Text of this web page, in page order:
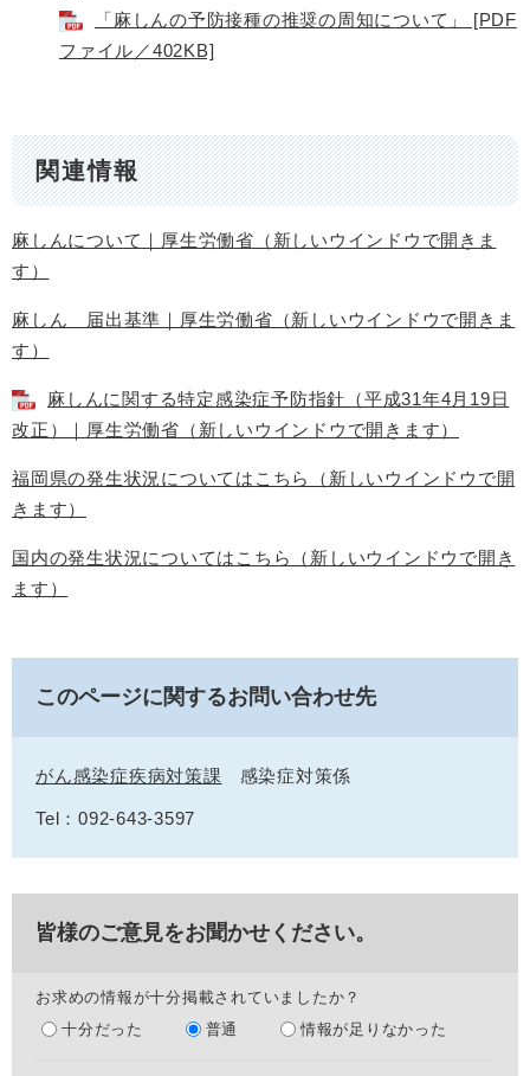
「麻しんの予防接種の推奨の周知について」 [PDF
ファイル／402KB]
関連情報
麻しんについて｜厚生労働省（新しいウインドウで開きま
す）
麻しん 届出基準｜厚生労働省（新しいウインドウで開きま
す）
麻しんに関する特定感染症予防指針（平成31年4月19日
改正）｜厚生労働省（新しいウインドウで開きます）
福岡県の発生状況についてはこちら（新しいウインドウで開
きます）
国内の発生状況についてはこちら（新しいウインドウで開き
ます）
このページに関するお問い合わせ先
がん感染症疾病対策課 感染症対策係
Tel：092-643-3597
皆様のご意見をお聞かせください。
お求めの情報が十分掲載されていましたか？
十分だった
普通 情報が足りなかった